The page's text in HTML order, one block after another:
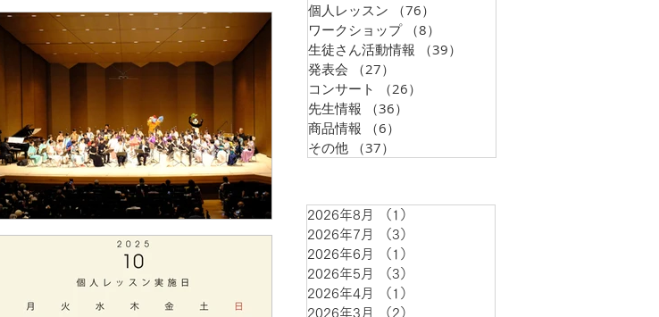
個人レッスン
（76）
ワークショップ
（8）
生徒さん活動情報
（39）
発表会
（27）
コンサート
（26）
先生情報
（36）
商品情報
（6）
その他
（37）
2026年8月 （1）
2026年7月
（3）
2026年6月
（1）
2026年5月
（3）
2026年4月
（1）
2026年3月
（2）